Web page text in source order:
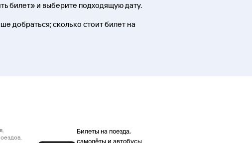
билет» и выберите подходящую дату.
добраться; сколько стоит билет на
Билеты на поезда,
самолёты и автобусы